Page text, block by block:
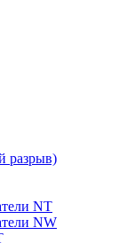
разрыв)
NT
NW